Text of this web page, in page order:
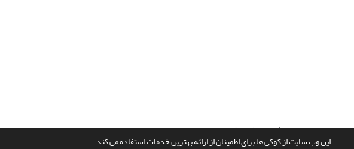
این وب سایت از کوکی ها برای اطمینان از ارائه بهترین خدمات استفاده می کند.
سامانه مدیریت نشریات علمی.طراحی و پیاده سازی ازسیناوب